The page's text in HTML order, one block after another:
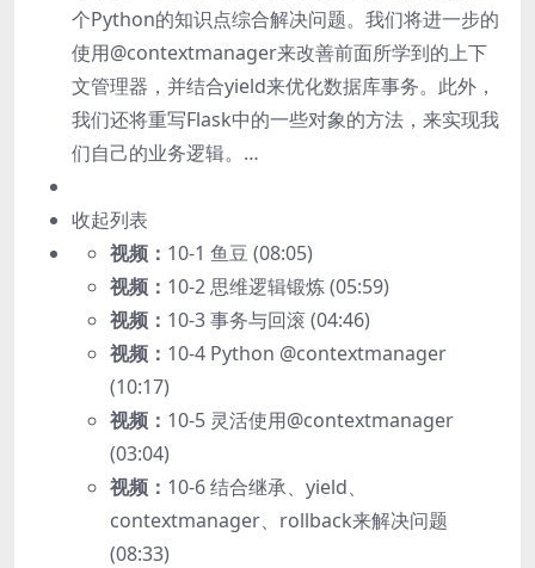
个Python的知识点综合解决问题。我们将进一步的
使用@contextmanager来改善前面所学到的上下
文管理器，并结合yield来优化数据库事务。此外，
我们还将重写Flask中的一些对象的方法，来实现我
们自己的业务逻辑。…
收起列表
视频： 10-1 鱼豆 (08:05)
视频： 10-2 思维逻辑锻炼 (05:59)
视频： 10-3 事务与回滚 (04:46)
视频： 10-4 Python @contextmanager
(10:17)
视频： 10-5 灵活使用@contextmanager
(03:04)
视频： 10-6 结合继承、yield、
contextmanager、rollback来解决问题
(08:33)